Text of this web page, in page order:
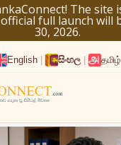
The site
full launch will
30, 2026.
English සිංහල தமிழ்